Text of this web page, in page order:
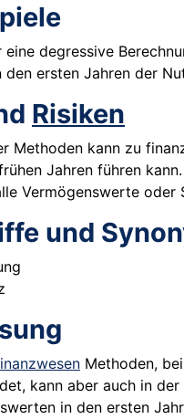
degressive
den ersten Jahren der
Risiken
Methoden kann zu
Jahren führen
Vermögenswerte
und
Methoden,
kann aber auch in
in den ersten